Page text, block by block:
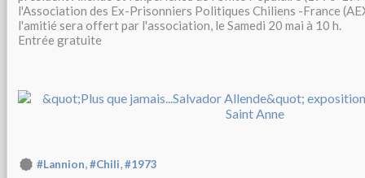
l'Association des Ex-Prisonniers Politiques Chiliens -France
l'amitié sera offert par l'association, le Samedi 20 mai à 10 h.
Entrée gratuite
#Lannion,#Chili,#1973